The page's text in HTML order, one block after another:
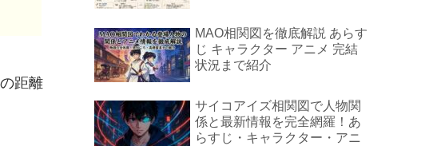
距離
MAO相関図を徹底解説 あらす
じ キャラクター アニメ 完結
状況まで紹介
サイコアイズ相関図で人物関
係と最新情報を完全網羅！あ
らすじ・キャラクター・アニ